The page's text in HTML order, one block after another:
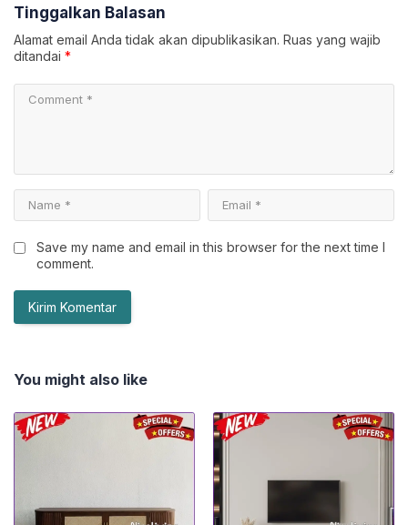
Tinggalkan Balasan
Alamat email Anda tidak akan dipublikasikan. Ruas yang wajib
ditandai *
Save my name and email in this browser for the next time I
comment.
You might also like